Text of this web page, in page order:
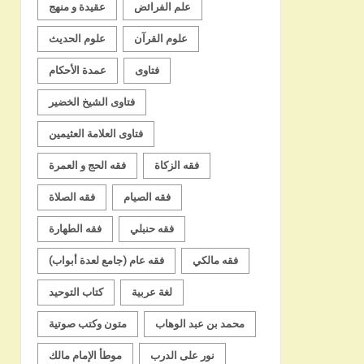
عقيدة و منهج علم الفرائض
علوم الحديث علوم القرآن
عمدة الأحكام فتاوى
فتاوى الشيخ الخضير
فتاوى العلامة العثيمين
فقه الحج و العمرة فقه الزكاة
فقه الصلاة فقه الصيام
فقه الطهارة فقه حنبلي
فقه عام (جامع لعدة أبواب) فقه مالكي
كتاب التوحيد لغة عربية
متون وكتب صوتية محمد بن عبد الوهاب
موطأ الإمام مالك نور على الدرب